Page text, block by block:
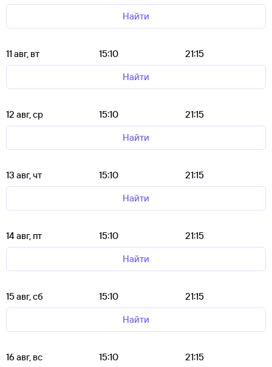
Найти
11 авг, вт 15:10
21:15
Найти
12 авг, ср 15:10
21:15
Найти
13 авг, чт 15:10
21:15
Найти
14 авг, пт 15:10
21:15
Найти
15 авг, сб 15:10
21:15
Найти
16 авг, вс 15:10 21:15